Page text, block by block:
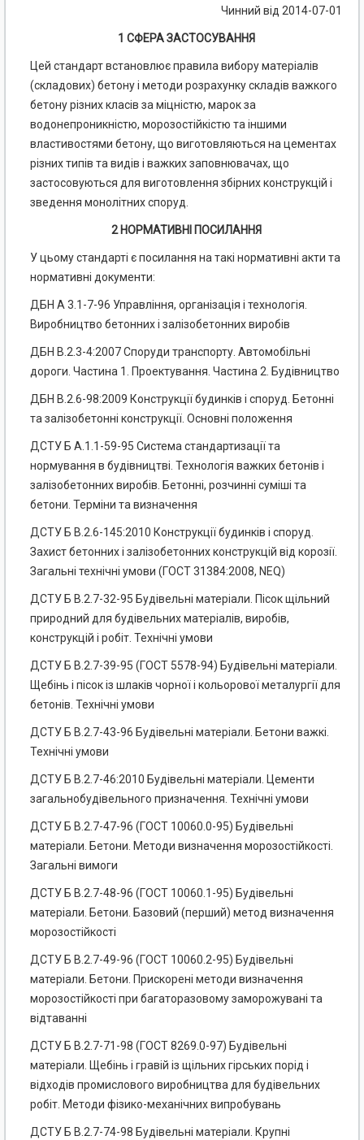
Чинний від 2014-07-01
1 СФЕРА ЗАСТОСУВАННЯ
Цей стандарт встановлює правила вибору матеріалів
(складових) бетону і методи розрахунку складів важкого
бетону різних класів за міцністю, марок за
водонепроникністю, морозостійкістю та іншими
властивостями бетону, що виготовляються на цементах
різних типів та видів і важких заповнювачах, що
застосовуються для виготовлення збірних конструкцій і
зведення монолітних споруд.
2 НОРМАТИВНІ ПОСИЛАННЯ
У цьому стандарті є посилання на такі нормативні акти та
нормативні документи:
ДБН А 3.1-7-96 Управління, організація і технологія.
Виробництво бетонних і залізобетонних виробів
ДБН В.2.3-4:2007 Споруди транспорту. Автомобільні
дороги. Частина 1. Проектування. Частина 2. Будівництво
ДБН В.2.6-98:2009 Конструкції будинків і споруд. Бетонні
та залізобетонні конструкції. Основні положення
ДСТУ Б А.1.1-59-95 Система стандартизації та
нормування в будівництві. Технологія важких бетонів і
залізобетонних виробів. Бетонні, розчинні суміші та
бетони. Терміни та визначення
ДСТУ Б В.2.6-145:2010 Конструкції будинків і споруд.
Захист бетонних і залізобетонних конструкцій від корозії.
Загальні технічні умови (ГОСТ 31384:2008, NEQ)
ДСТУ Б В.2.7-32-95 Будівельні матеріали. Пісок щільний
природний для будівельних матеріалів, виробів,
конструкцій і робіт. Технічні умови
ДСТУ Б В.2.7-39-95 (ГОСТ 5578-94) Будівельні матеріали.
Щебінь і пісок із шлаків чорної і кольорової металургії для
бетонів. Технічні умови
ДСТУ Б В.2.7-43-96 Будівельні матеріали. Бетони важкі.
Технічні умови
ДСТУ Б В.2.7-46:2010 Будівельні матеріали. Цементи
загальнобудівельного призначення. Технічні умови
ДСТУ Б В.2.7-47-96 (ГОСТ 10060.0-95) Будівельні
матеріали. Бетони. Методи визначення морозостійкості.
Загальні вимоги
ДСТУ Б В.2.7-48-96 (ГОСТ 10060.1-95) Будівельні
матеріали. Бетони. Базовий (перший) метод визначення
морозостійкості
ДСТУ Б В.2.7-49-96 (ГОСТ 10060.2-95) Будівельні
матеріали. Бетони. Прискорені методи визначення
морозостійкості при багаторазовому заморожувані та
відтаванні
ДСТУ Б В.2.7-71-98 (ГОСТ 8269.0-97) Будівельні
матеріали. Щебінь і гравій із щільних гірських порід і
відходів промислового виробництва для будівельних
робіт. Методи фізико-механічних випробувань
ДСТУ Б В.2.7-74-98 Будівельні матеріали. Крупні